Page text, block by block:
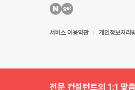
전문 컨설턴트의 1:1 맞
서비스 이용약관 개인정보처리